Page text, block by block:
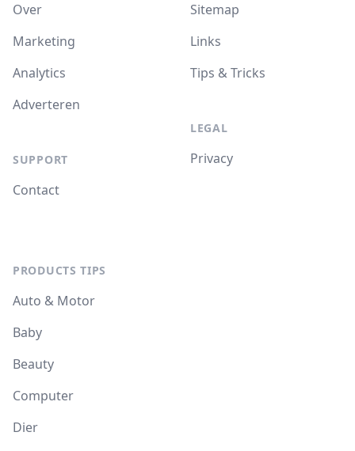
Over
Marketing
Analytics
Adverteren
SUPPORT
Contact
Sitemap
Links
Tips & Tricks
LEGAL
Privacy
PRODUCTS TIPS
Auto & Motor
Baby
Beauty
Computer
Dier